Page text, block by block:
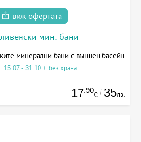
виж офертата
мин. бани
минерални бани с външен басейн
15.07 - 31.10 + без храна
17.90
€ / 35лв.